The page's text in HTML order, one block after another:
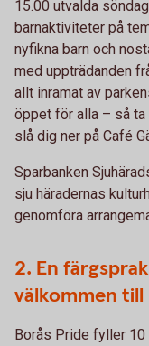
15.00 utvalda
barnaktiviteter på
nyfikna barn och
med uppträdanden
allt inramat av
öppet för alla – så
slå dig ner på Café
Sparbanken
sju häradernas
genomföra
2. En
välkommen till
Borås Pride fyller 10